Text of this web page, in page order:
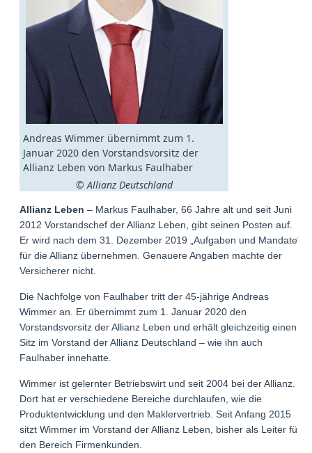
Andreas Wimmer übernimmt zum 1.
Januar 2020 den Vorstandsvorsitz der
Allianz Leben von Markus Faulhaber
© Allianz Deutschland
Allianz Leben – Markus Faulhaber, 66 Jahre alt und seit Juni
2012 Vorstandschef der Allianz Leben, gibt seinen Posten auf.
Er wird nach dem 31. Dezember 2019 „Aufgaben und Mandate“
für die Allianz übernehmen. Genauere Angaben machte der
Versicherer nicht.
Die Nachfolge von Faulhaber tritt der 45-jährige Andreas
Wimmer an. Er übernimmt zum 1. Januar 2020 den
Vorstandsvorsitz der Allianz Leben und erhält gleichzeitig einen
Sitz im Vorstand der Allianz Deutschland – wie ihn auch
Faulhaber innehatte.
Wimmer ist gelernter Betriebswirt und seit 2004 bei der Allianz.
Dort hat er verschiedene Bereiche durchlaufen, wie die
Produktentwicklung und den Maklervertrieb. Seit Anfang 2015
sitzt Wimmer im Vorstand der Allianz Leben, bisher als Leiter für
den Bereich Firmenkunden.